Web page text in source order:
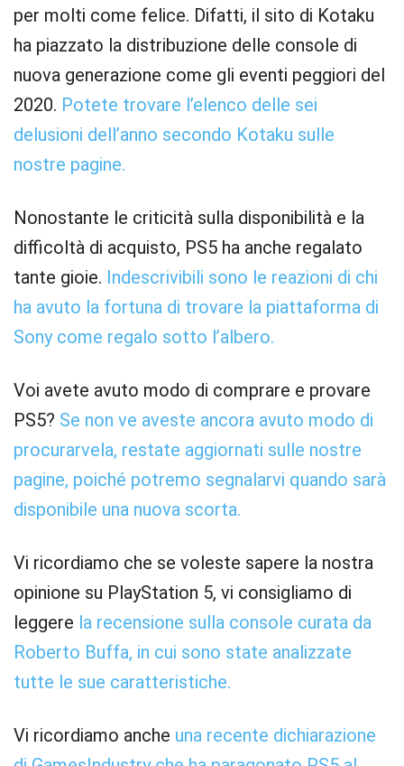
per molti come felice. Difatti, il sito di Kotaku
ha piazzato la distribuzione delle console di
nuova generazione come gli eventi peggiori del
2020. Potete trovare l’elenco delle sei
delusioni dell’anno secondo Kotaku sulle
nostre pagine.
Nonostante le criticità sulla disponibilità e la
difficoltà di acquisto, PS5 ha anche regalato
tante gioie. Indescrivibili sono le reazioni di chi
ha avuto la fortuna di trovare la piattaforma di
Sony come regalo sotto l’albero.
Voi avete avuto modo di comprare e provare
PS5? Se non ve aveste ancora avuto modo di
procurarvela, restate aggiornati sulle nostre
pagine, poiché potremo segnalarvi quando sarà
disponibile una nuova scorta.
Vi ricordiamo che se voleste sapere la nostra
opinione su PlayStation 5, vi consigliamo di
leggere la recensione sulla console curata da
Roberto Buffa, in cui sono state analizzate
tutte le sue caratteristiche.
Vi ricordiamo anche una recente dichiarazione